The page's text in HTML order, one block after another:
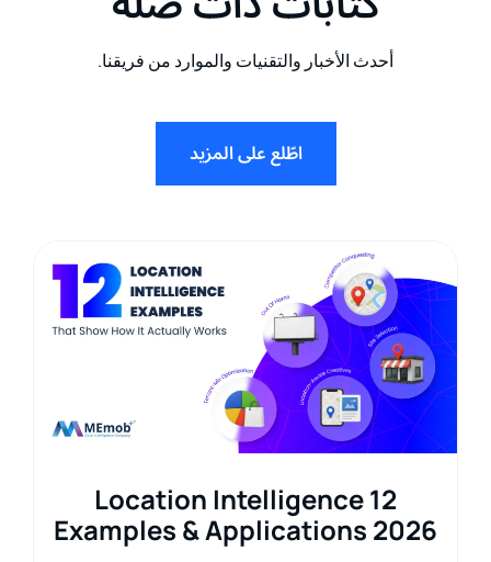
أحدث الأخبار والتقنيات والموارد من فريقنا.
اطّلع على المزيد
12 Location Intelligence
Examples & Applications 2026